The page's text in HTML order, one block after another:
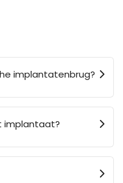
implantatenbrug?
implantaat?